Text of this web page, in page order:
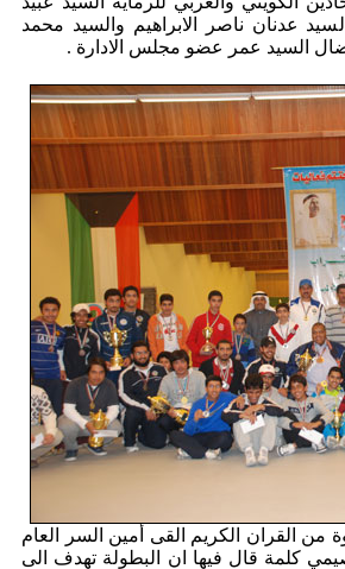
عدنان ناصر الابراهيم والسيد محمد
السيد عمر عضو مجلس الادارة .
من القران الكريم القى أمين السر العام
كلمة قال فيها ان البطولة تهدف الى